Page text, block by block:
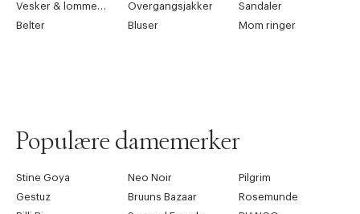
Vesker & lommebøker
Overgangsjakker
Sandaler
Belter
Bluser Mom ringer
Populære damemerker
Stine Goya Neo Noir
Pilgrim
Gestuz
Bruuns Bazaar
Rosemunde